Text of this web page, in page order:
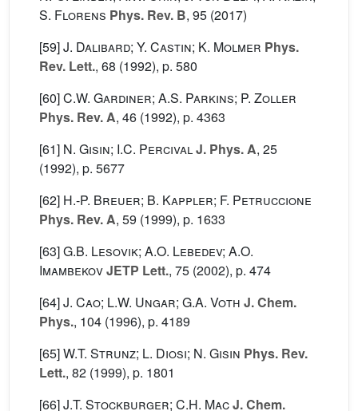
S. Florens Phys. Rev. B, 95 (2017)
[59]J. Dalibard; Y. Castin; K. Molmer Phys.
Rev. Lett., 68 (1992), p. 580
[60]C.W. Gardiner; A.S. Parkins; P. Zoller
Phys. Rev. A, 46 (1992), p. 4363
[61] N. Gisin; I.C. PercivalJ. Phys. A, 25
(1992), p. 5677
[62] H.-P. Breuer; B. Kappler; F. Petruccione
Phys. Rev. A, 59 (1999), p. 1633
[63]G.B. Lesovik; A.O. Lebedev; A.O.
ImambekovJETP Lett., 75 (2002), p. 474
[64]J. Cao; L.W. Ungar; G.A. Voth J. Chem.
Phys., 104 (1996), p. 4189
[65]W.T. Strunz; L. Diosi; N. Gisin Phys. Rev.
Lett., 82 (1999), p. 1801
[66]J.T. Stockburger; C.H. MacJ. Chem.